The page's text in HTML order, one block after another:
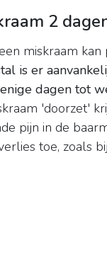
2
miskraam
is er
dagen tot
'doorzet'
pijn in de
toe, zoals